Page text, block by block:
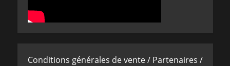
Conditions générales de vente / Partenaires /